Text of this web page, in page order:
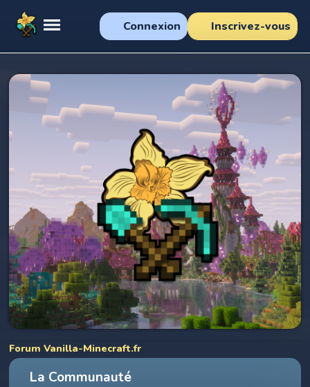
Connexion Inscrivez-vous
Forum Vanilla-Minecraft.fr
La Communauté